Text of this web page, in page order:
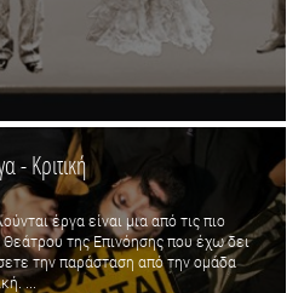
- Κριτική
έργα είναι μια από τις πιο
της Επινόησης που έχω δει
την παράσταση από την ομάδα
...